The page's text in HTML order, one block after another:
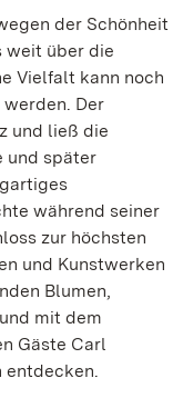
der Schönheit
weit über die
Vielfalt kann noch
Der
und ließ die
und später
während seiner
zur höchsten
und Kunstwerken
Blumen,
mit dem
Gäste Carl
entdecken.